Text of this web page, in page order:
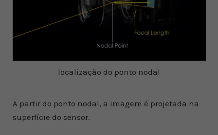
localização do ponto nodal
A partir do ponto nodal, a imagem é projetada na
superfície do sensor.